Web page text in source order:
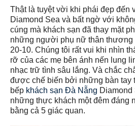
Thật là tuyệt vời khi phái đẹp đến
Diamond Sea và bất ngờ với
cúng mà khách sạn đã thay mặt
những người phụ nữ thân thương
20-10. Chúng tôi rất vui khi nhìn
rỡ của các mẹ bên ánh nến lung
nhạc trữ tình sâu lắng. Và chắc
được chế biến bởi những bàn tay
bếp khách sạn Đà Nẵng Diamond
những thực khách một đêm đáng
bằng cả 5 giác quan.